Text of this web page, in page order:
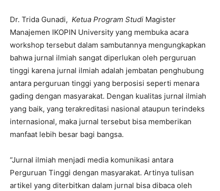
Dr. Trida Gunadi, Ketua Program Studi Magister
Manajemen IKOPIN University yang membuka acara
workshop tersebut dalam sambutannya mengungkapkan
bahwa jurnal ilmiah sangat diperlukan oleh perguruan
tinggi karena jurnal ilmiah adalah jembatan penghubung
antara perguruan tinggi yang berposisi seperti menara
gading dengan masyarakat. Dengan kualitas jurnal ilmiah
yang baik, yang terakreditasi nasional ataupun terindeks
internasional, maka jurnal tersebut bisa memberikan
manfaat lebih besar bagi bangsa.
“Jurnal ilmiah menjadi media komunikasi antara
Perguruan Tinggi dengan masyarakat. Artinya tulisan
artikel yang diterbitkan dalam jurnal bisa dibaca oleh